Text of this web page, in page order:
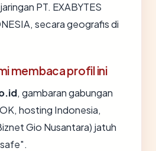
PT. EXABYTES
secara geografis di
membaca profil ini
, gambaran gabungan
hosting Indonesia,
Gio Nusantara) jatuh